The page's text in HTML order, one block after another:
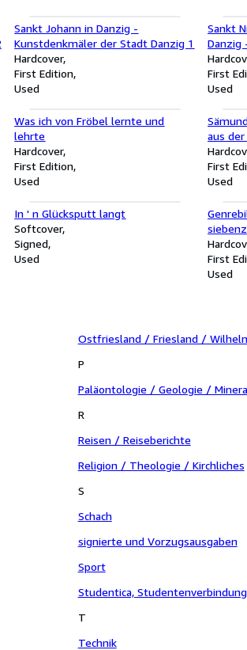
Sankt Johann in Danzig -
Kunstdenkmäler der Stadt Danzig 1
Hardcover
First Edition
Used
Sankt
Danzig
Danzig
First
Used
Was ich von Fröbel lernte und
lehrte
Hardcover
First Edition
Used
aus
Maurer
First
Used
In ' n Glücksputt langt
Softcover
Signed
Used
- oder :
Sitten
First
Used
Ostfriesland / Friesland /
P
Paläontologie / Geologie /
R
Reisen / Reiseberichte
Religion / Theologie / Kirchliches
S
Schach
signierte und Vorzugsausgaben
Sport
Studentica,
T
Technik